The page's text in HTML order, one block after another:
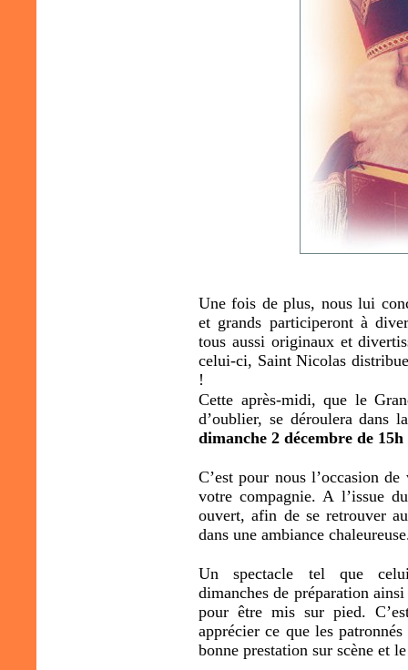
Une fois de plus, nous lui
et grands participeront à
tous aussi originaux et
celui-ci, Saint Nicolas
!
Cette après-midi, que le
d’oublier, se déroulera dans
dimanche 2 décembre de 15h
C’est pour nous l’occasion
votre compagnie. A l’issue
ouvert, afin de se retrouver
dans une ambiance
Un spectacle tel que
dimanches de préparation
pour être mis sur pied.
apprécier ce que les
bonne prestation sur scène et